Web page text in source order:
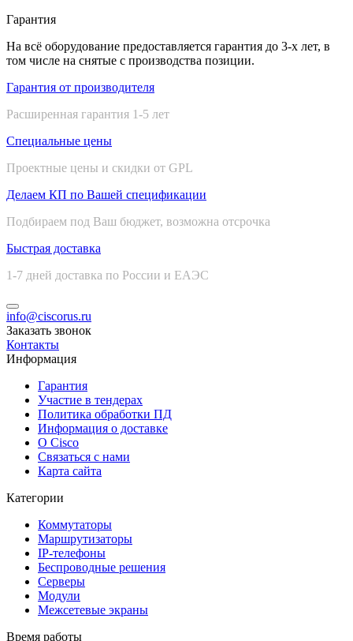
Гарантия
На всё оборудование предоставляется гарантия до 3-х лет, в
том числе на снятые с производства позиции.
Гарантия от производителя
Расширенная гарантия 1-5 лет
Специальные цены
Проектные цены и скидки от GPL
Делаем КП по Вашей спецификации
Подбираем под Ваш бюджет, возможна отсрочка
Быстрая доставка
1-7 дней доставка по России и ЕАЭС
info@ciscorus.ru
Заказать звонок
Контакты
Информация
Гарантия
Участие в тендерах
Политика обработки ПД
Информация о доставке
О Cisco
Связаться с нами
Карта сайта
Категории
Коммутаторы
Маршрутизаторы
IP-телефоны
Беспроводные решения
Серверы
Модули
Межсетевые экраны
Время работы